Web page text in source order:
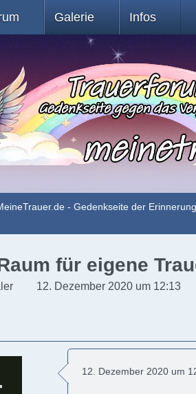
Galerie Infos
- Gedenkseite der
für eigene
12. Dezember 2020 um 12:13
12. Dezember 2020 um